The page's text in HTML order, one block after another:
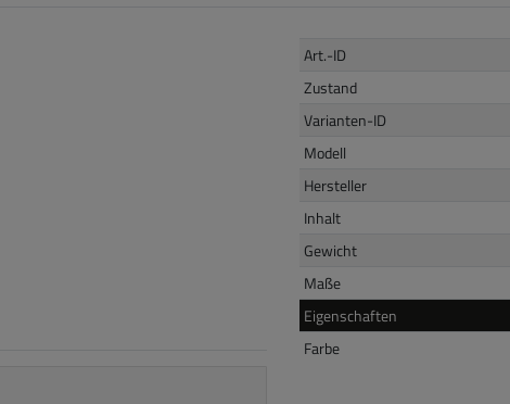
Art.-ID
Zustand
Varianten-ID
Modell
Hersteller
Inhalt
Gewicht
Maße
Eigenschaften
Farbe